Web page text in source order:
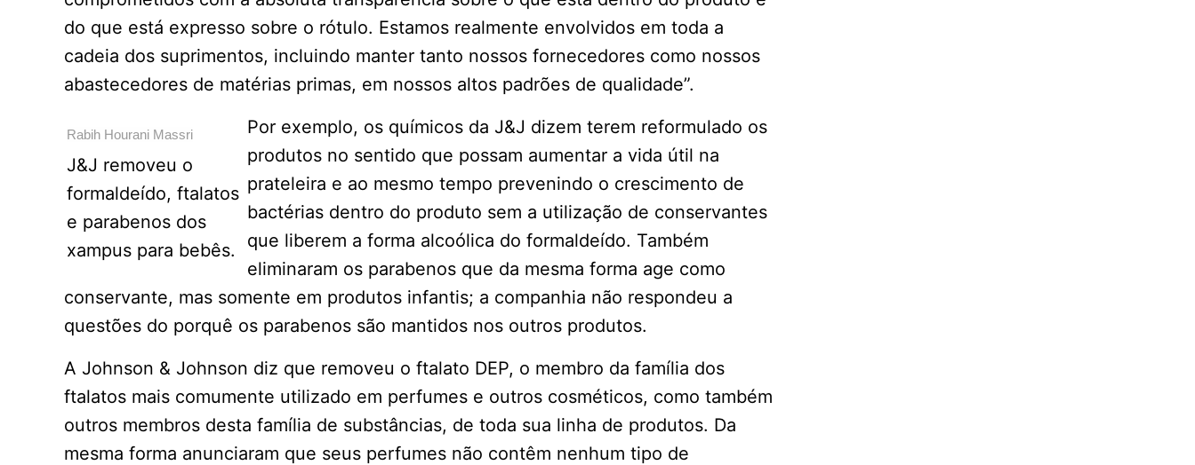
do que está expresso sobre o rótulo. Estamos realmente envolvidos em toda a
cadeia dos suprimentos, incluindo manter tanto nossos fornecedores como nossos
abastecedores de matérias primas, em nossos altos padrões de qualidade”.
Rabih Hourani Massri
J&J removeu o
formaldeído, ftalatos
e parabenos dos
xampus para bebês.
Por exemplo, os químicos da J&J dizem terem reformulado os
produtos no sentido que possam aumentar a vida útil na
prateleira e ao mesmo tempo prevenindo o crescimento de
bactérias dentro do produto sem a utilização de conservantes
que liberem a forma alcoólica do formaldeído. Também
eliminaram os parabenos que da mesma forma age como
conservante, mas somente em produtos infantis; a companhia não respondeu a
questões do porquê os parabenos são mantidos nos outros produtos.
A Johnson & Johnson diz que removeu o ftalato DEP, o membro da família dos
ftalatos mais comumente utilizado em perfumes e outros cosméticos, como também
outros membros desta família de substâncias, de toda sua linha de produtos. Da
mesma forma anunciaram que seus perfumes não contêm nenhum tipo de